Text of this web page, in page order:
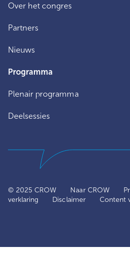
Over het congres
Partners
Nieuws
Programma
Plenair programma
Deelsessies
© 2025 CROW Naar CROW
verklaring
Disclaimer Content